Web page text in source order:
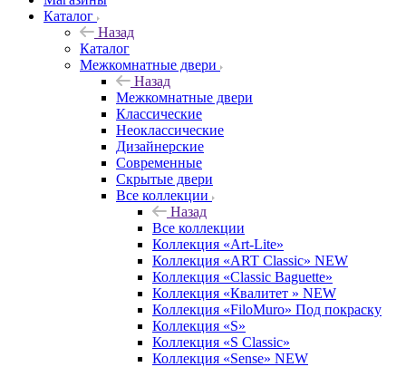
Каталог
Назад
Каталог
Межкомнатные двери
Назад
Межкомнатные двери
Классические
Неоклассические
Дизайнерские
Современные
Скрытые двери
Все коллекции
Назад
Все коллекции
Коллекция «Art-Lite»
Коллекция «ART Classic» NEW
Коллекция «Classic Baguette»
Коллекция «Квалитет » NEW
Коллекция «FiloMuro» Под покраску
Коллекция «S»
Коллекция «S Classic»
Коллекция «Sense» NEW